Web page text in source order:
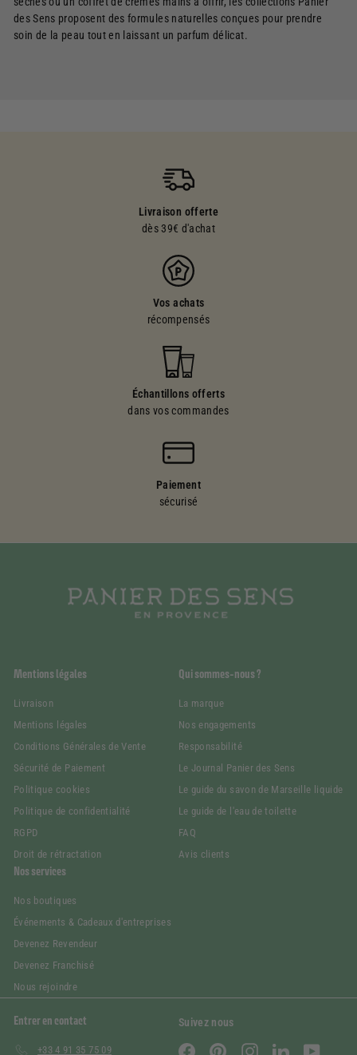
des Sens proposent des formules naturelles conçues pour prendre
soin de la peau tout en laissant un parfum délicat.
Livraison offerte
dès 39€ d'achat
Vos achats
récompensés
Échantillons offerts
dans vos commandes
Paiement
sécurisé
Mentions légales
Livraison
Mentions légales
Conditions Générales de Vente
Sécurité de Paiement
Politique cookies
Politique de confidentialité
RGPD
Droit de rétractation
Qui sommes-nous ?
La marque
Nos engagements
Responsabilité
Le Journal Panier des Sens
Le guide du savon de Marseille liquide
Le guide de l'eau de toilette
FAQ
Avis clients
Nos services
Nos boutiques
Événements & Cadeaux d'entreprises
Devenez Revendeur
Devenez Franchisé
Nous rejoindre
Entrer en contact
+33 4 91 35 75 09
Suivez nous
FacebookPinterestInstagramLinkedIn